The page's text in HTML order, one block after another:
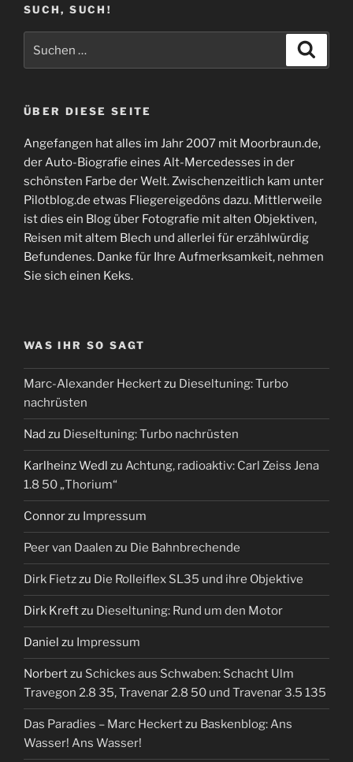
SUCH, SUCH!
ÜBER DIESE SEITE
Angefangen hat alles im Jahr 2007 mit Moorbraun.de,
der Auto-Biografie eines Alt-Mercedesses in der
schönsten Farbe der Welt. Zwischenzeitlich kam unter
Pilotblog.de etwas Fliegereigedöns dazu. Mittlerweile
ist dies ein Blog über Fotografie mit alten Objektiven,
Reisen mit altem Blech und allerlei für erzählwürdig
Befundenes. Danke für Ihre Aufmerksamkeit, nehmen
Sie sich einen Keks.
WAS IHR SO SAGT
Marc-Alexander Heckertzu Dieseltuning: Turbo
nachrüsten
Nad zu Dieseltuning: Turbo nachrüsten
Karlheinz Wedl zu Achtung, radioaktiv: Carl Zeiss Jena
1.8 50 „Thorium“
Connorzu Impressum
Peer van Daalen zu Die Bahnbrechende
Dirk Fietzzu Die Rolleiflex SL35 und ihre Objektive
Dirk Kreftzu Dieseltuning: Rund um den Motor
Daniel zu Impressum
Norbertzu Schickes aus Schwaben: Schacht Ulm
Travegon 2.8 35, Travenar 2.8 50 und Travenar 3.5 135
Das Paradies – Marc Heckertzu Baskenblog: Ans
Wasser! Ans Wasser!